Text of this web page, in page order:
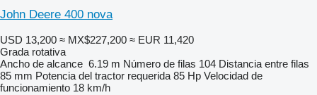
John Deere 400 nova
USD 13,200 ≈ MX$227,200 ≈ EUR 11,420
Grada rotativa
Ancho de alcance 6.19 m Número de filas 104 Distancia entre filas
85 mm Potencia del tractor requerida 85 Hp Velocidad de
funcionamiento 18 km/h